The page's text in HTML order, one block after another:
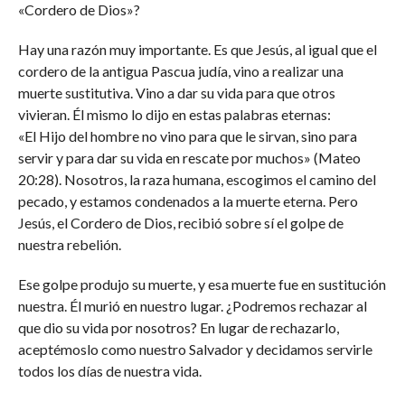
«Cordero de Dios»?
Hay una razón muy importante. Es que Jesús, al igual que el
cordero de la antigua Pascua judía, vino a realizar una
muerte sustitutiva. Vino a dar su vida para que otros
vivieran. Él mismo lo dijo en estas palabras eternas:
«El Hijo del hombre no vino para que le sirvan, sino para
servir y para dar su vida en rescate por muchos» (Mateo
20:28). Nosotros, la raza humana, escogimos el camino del
pecado, y estamos condenados a la muerte eterna. Pero
Jesús, el Cordero de Dios, recibió sobre sí el golpe de
nuestra rebelión.
Ese golpe produjo su muerte, y esa muerte fue en sustitución
nuestra. Él murió en nuestro lugar. ¿Podremos rechazar al
que dio su vida por nosotros? En lugar de rechazarlo,
aceptémoslo como nuestro Salvador y decidamos servirle
todos los días de nuestra vida.